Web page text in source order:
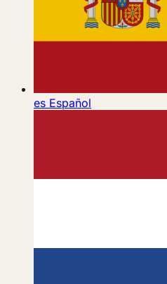
es Español